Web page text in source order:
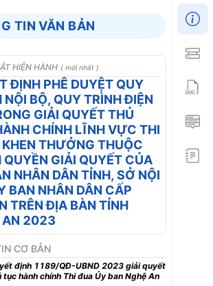
TIN VĂN BẢN
HIỆN HÀNH ( mới nhất )
ĐỊNH PHÊ DUYỆT QUY
NỘI BỘ, QUY TRÌNH ĐIỆN
GIẢI QUYẾT THỦ
CHÍNH LĨNH VỰC THI
THƯỞNG THUỘC
GIẢI QUYẾT CỦA
NHÂN DÂN TỈNH, SỞ NỘI
BAN NHÂN DÂN CẤP
TRÊN ĐỊA BÀN TỈNH
AN 2023
CƠ BẢN
định 1189/QĐ-UBND 2023 giải quyết
tục hành chính Thi đua Ủy ban Nghệ An